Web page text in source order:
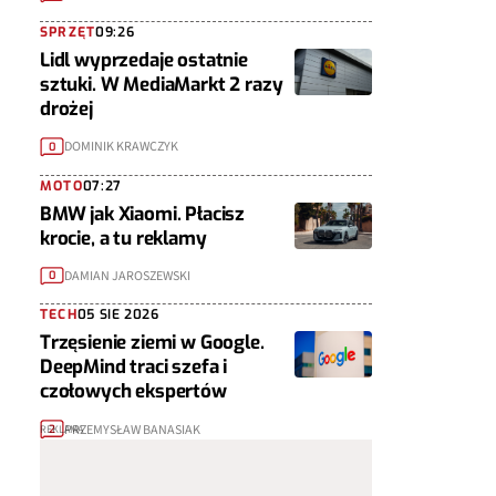
SPRZĘT09:26
Lidl wyprzedaje ostatnie
sztuki. W MediaMarkt 2 razy
drożej
0 DOMINIK KRAWCZYK
MOTO07:27
BMW jak Xiaomi. Płacisz
krocie, a tu reklamy
0 DAMIAN JAROSZEWSKI
TECH05 SIE 2026
Trzęsienie ziemi w Google.
DeepMind traci szefa i
czołowych ekspertów
2 PRZEMYSŁAW BANASIAK